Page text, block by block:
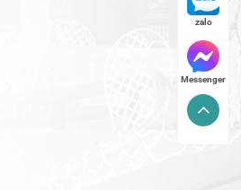
zalo
Messenger